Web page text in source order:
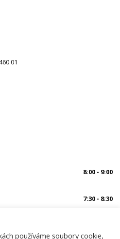
01
8:00 - 9:00
7:30 - 8:30
objednat
používáme soubory cookie,